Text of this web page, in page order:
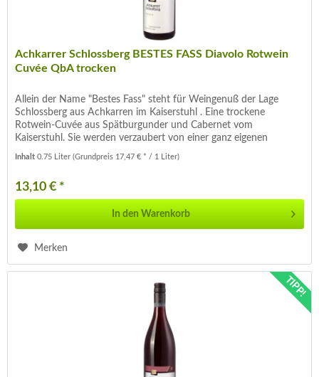
Achkarrer Schlossberg BESTES FASS Diavolo Rotwein
Cuvée QbA trocken
Allein der Name "Bestes Fass" steht für Weingenuß der Lage
Schlossberg aus Achkarren im Kaiserstuhl . Eine trockene
Rotwein-Cuvée aus Spätburgunder und Cabernet vom
Kaiserstuhl. Sie werden verzaubert von einer ganz eigenen
schmeckbarer,...
Inhalt0.75 Liter(Grundpreis 17,47 € * / 1 Liter)
13,10 € *
In den Warenkorb
Merken
TIPP!